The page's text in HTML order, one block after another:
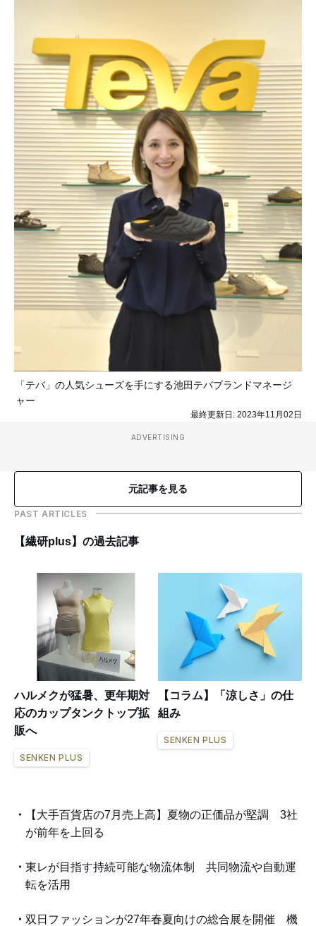
「テバ」の人気シューズを手にする池田テバブランドマネージ
ャー
最終更新日: 2023年11月02日
ADVERTISING
元記事を見る
PAST ARTICLES
【繊研plus】の過去記事
ハルメクが猛暑、更年期対
応のカップタンクトップ拡
販へ
SENKEN PLUS
【コラム】「涼しさ」の仕
組み
SENKEN PLUS
【大手百貨店の7月売上高】夏物の正価品が堅調 3社
が前年を上回る
東レが目指す持続可能な物流体制 共同物流や自動運
転を活用
双日ファッションが27年春夏向けの総合展を開催 機